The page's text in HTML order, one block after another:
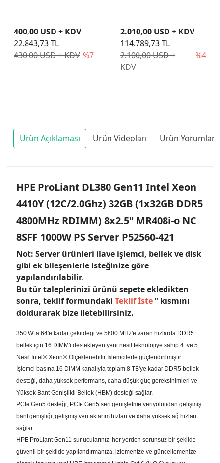
430,00 USD + KDV %7
400,00 USD + KDV
22.843,73 TL
2.100,00 USD +
KDV
%4
2.010,00 USD + KDV
114.789,73 TL
Ürün Açıklaması Ürün Videoları Ürün Yorumları
HPE ProLiant DL380 Gen11 Intel Xeon
4410Y (12C/2.0Ghz) 32GB (1x32GB DDR5
4800MHz RDIMM) 8x2.5" MR408i-o NC
8SFF 1000W PS Server P52560-421
Not: Server ürünleri ilave işlemci, bellek ve disk
gibi ek bileşenlerle isteğinize göre
yapılandırılabilir.
Bu tür taleplerinizi ürünü sepete ekledikten
sonra, teklif formundaki Teklif İste” kısmını
doldurarak bize iletebilirsiniz.
350 W'ta 64'e kadar çekirdeği ve 5600 MHz'e varan hızlarda DDR5
bellek için 16 DIMM'i destekleyen yeni nesil teknolojiye sahip 4. ve 5.
Nesil Intel® Xeon® Ölçeklenebilir İşlemcilerle güçlendirilmiştir.
İşlemci başına 16 DIMM kanalıyla toplam 8 TB'ye kadar DDR5 bellek
desteği, daha yüksek performans, daha düşük güç gereksinimleri ve
Yüksek Bant Genişlikli Bellek (HBM) desteği sağlar.
PCIe Gen5 desteği, PCIe Gen5 seri genişletme veriyolundan gelişmiş
bant genişliği, gelişmiş veri aktarım hızları ve daha yüksek ağ hızları
sağlar.
HPE ProLiant Gen11 sunucularınızı her yerden sorunsuz bir şekilde
güvenli bir şekilde yapılandırmanıza, izlemenize ve güncellemenize